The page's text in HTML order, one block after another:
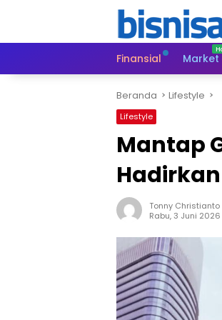
Finansial
Market
Beranda Lifestyle
Lifestyle
Mantap
Hadirkan
Tonny Christianto
Rabu, 3 Juni 2026